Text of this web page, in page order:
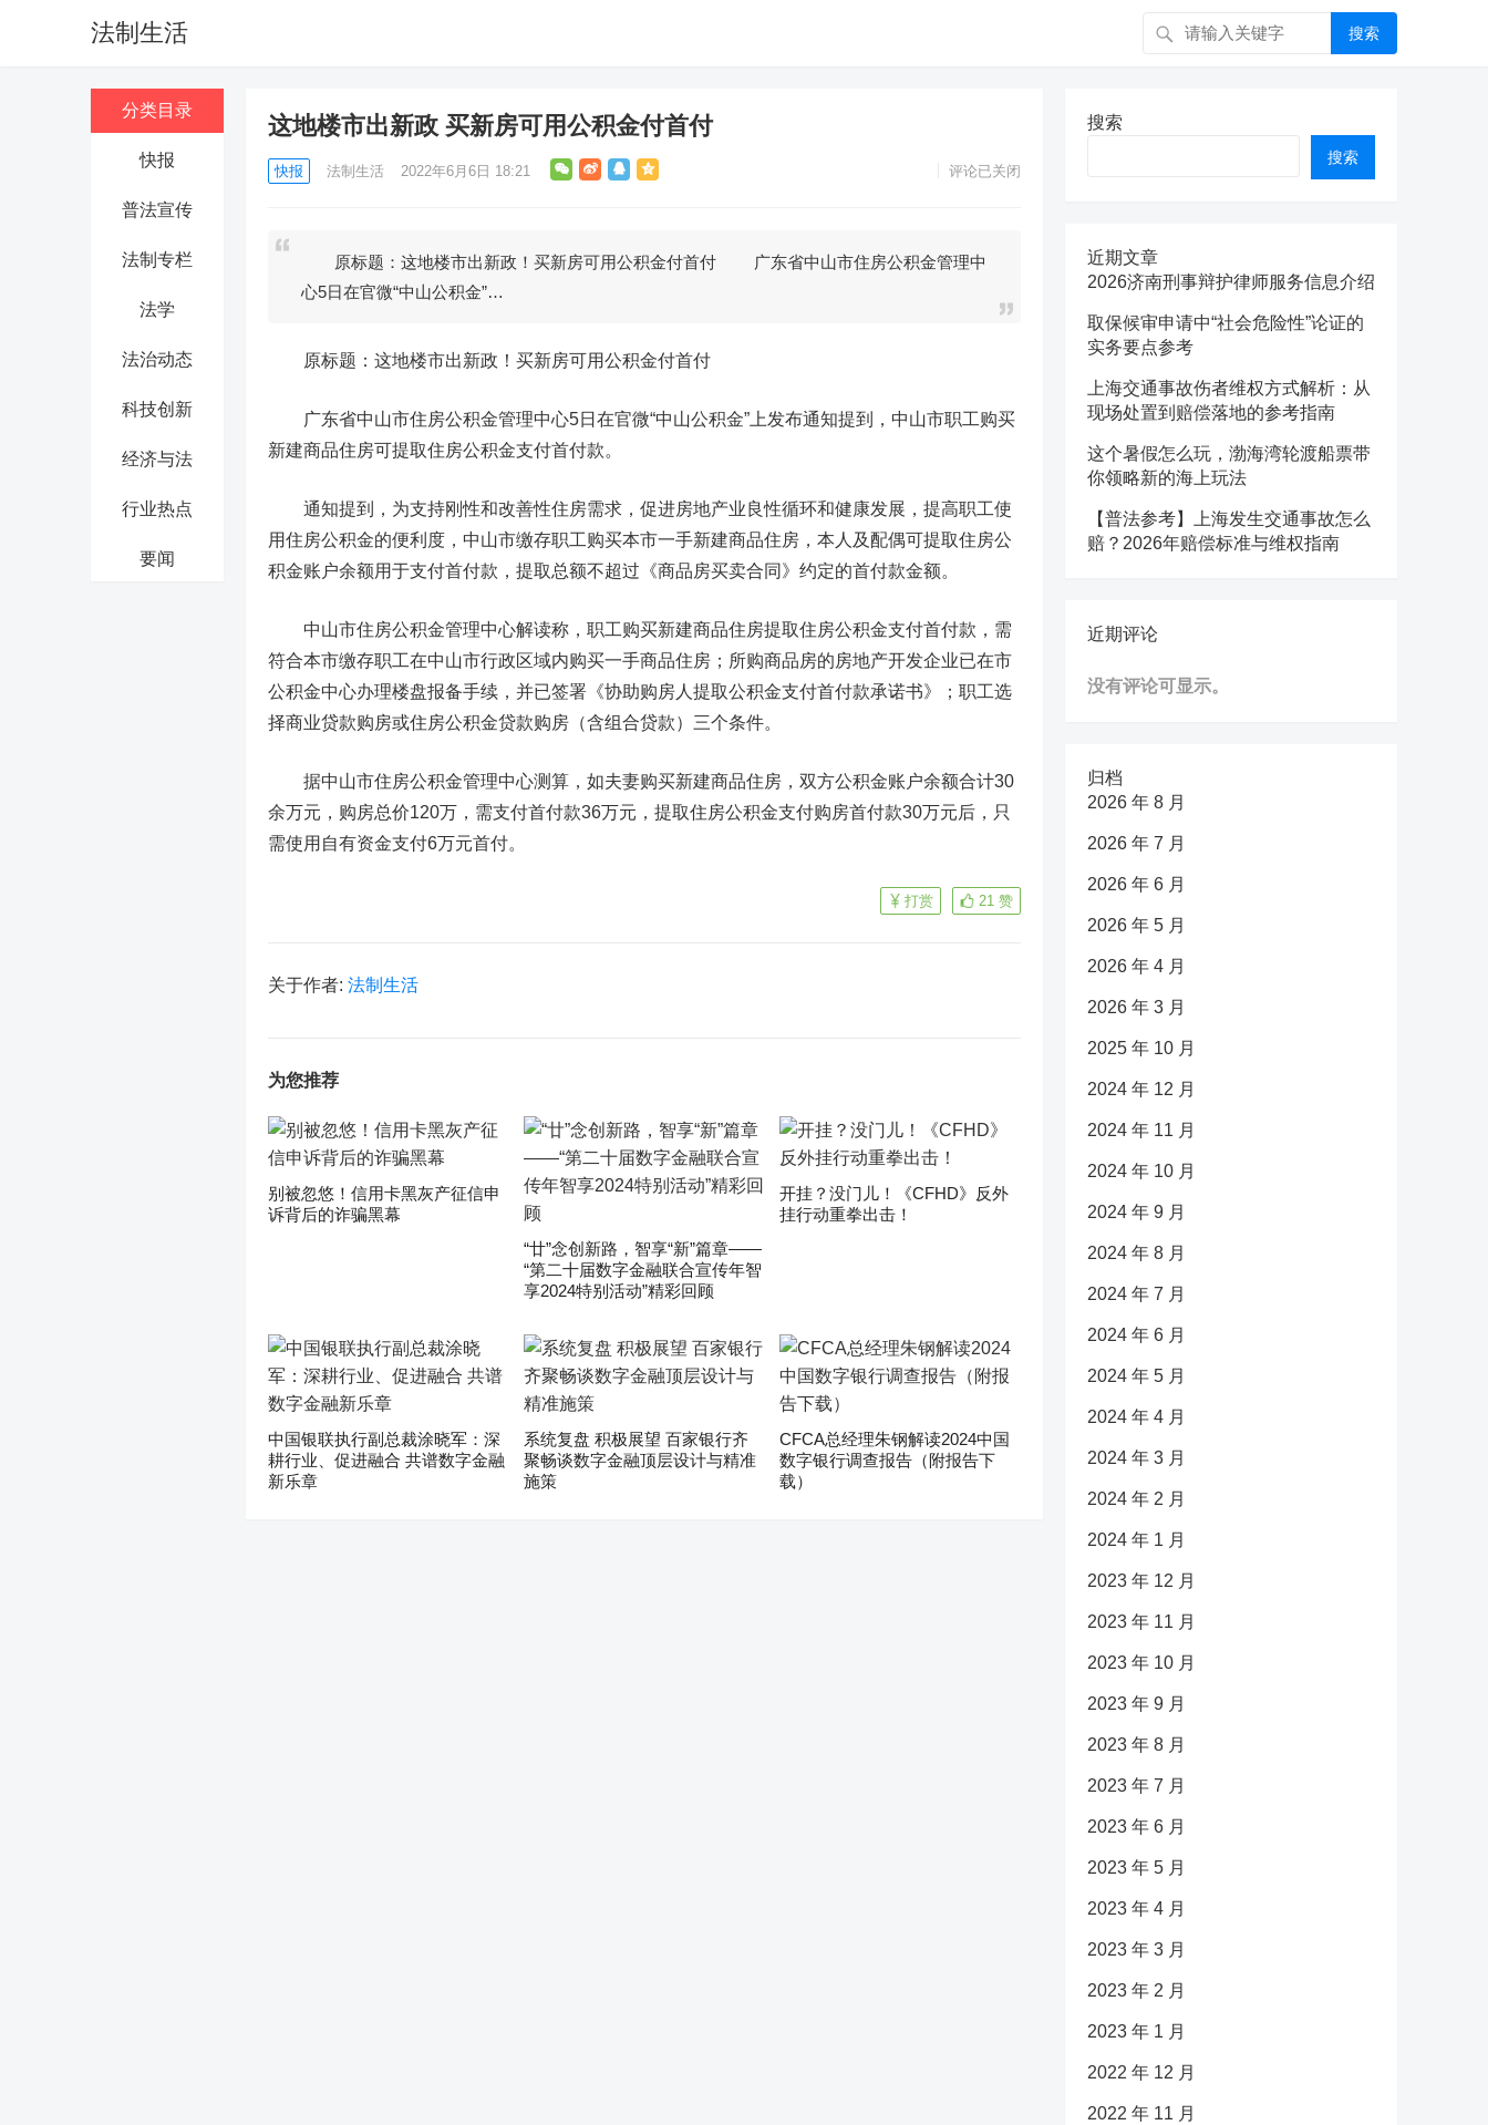
法制生活 搜索
分类目录
快报
普法宣传
法制专栏
法学
法治动态
科技创新
经济与法
行业热点
要闻
这地楼市出新政 买新房可用公积金付首付
快报 法制生活 2022年6月6日 18:21 评论已关闭
原标题：这地楼市出新政！买新房可用公积金付首付 广东省中山市住房公积金管理中
心5日在官微“中山公积金”…
原标题：这地楼市出新政！买新房可用公积金付首付
广东省中山市住房公积金管理中心5日在官微“中山公积金”上发布通知提到，中山市职工购买
新建商品住房可提取住房公积金支付首付款。
通知提到，为支持刚性和改善性住房需求，促进房地产业良性循环和健康发展，提高职工使
用住房公积金的便利度， 中山市缴存职工购买本市一手新建商品住房，本人及配偶可提取住房公
积金账户余额用于支付首付款，提取总额不超过《商品房买卖合同》约定的首付款金额。
中山市住房公积金管理中心解读称，职工购买新建商品住房提取住房公积金支付首付款，需
符合本市缴存职工在中山市行政区域内购买一手商品住房；所购商品房的房地产开发企业已在市
公积金中心办理楼盘报备手续，并已签署《协助购房人提取公积金支付首付款承诺书》；职工选
择商业贷款购房或住房公积金贷款购房（含组合贷款）三个条件。
据中山市住房公积金管理中心测算，如夫妻购买新建商品住房，双方公积金账户余额合计30
余万元，购房总价120万，需支付首付款36万元，提取住房公积金支付购房首付款30万元后，只
需使用自有资金支付6万元首付。
21 赞
打赏
关于作者: 法制生活
为您推荐
别被忽悠！信用卡黑灰产征信申
诉背后的诈骗黑幕
“廿”念创新路，智享“新”篇章——
“第二十届数字金融联合宣传年智
享2024特别活动”精彩回顾
开挂？没门儿！《CFHD》反外
挂行动重拳出击！
中国银联执行副总裁涂晓军：深
耕行业、促进融合 共谱数字金融
新乐章
系统复盘 积极展望 百家银行齐
聚畅谈数字金融顶层设计与精准
施策
CFCA总经理朱钢解读2024中国
数字银行调查报告（附报告下
载）
搜索
搜索
近期文章
2026济南刑事辩护律师服务信息介绍
取保候审申请中“社会危险性”论证的
实务要点参考
上海交通事故伤者维权方式解析：从
现场处置到赔偿落地的参考指南
这个暑假怎么玩，渤海湾轮渡船票带
你领略新的海上玩法
【普法参考】上海发生交通事故怎么
赔？2026年赔偿标准与维权指南
近期评论
没有评论可显示。
归档
2026 年 8 月
2026 年 7 月
2026 年 6 月
2026 年 5 月
2026 年 4 月
2026 年 3 月
2025 年 10 月
2024 年 12 月
2024 年 11 月
2024 年 10 月
2024 年 9 月
2024 年 8 月
2024 年 7 月
2024 年 6 月
2024 年 5 月
2024 年 4 月
2024 年 3 月
2024 年 2 月
2024 年 1 月
2023 年 12 月
2023 年 11 月
2023 年 10 月
2023 年 9 月
2023 年 8 月
2023 年 7 月
2023 年 6 月
2023 年 5 月
2023 年 4 月
2023 年 3 月
2023 年 2 月
2023 年 1 月
2022 年 12 月
2022 年 11 月